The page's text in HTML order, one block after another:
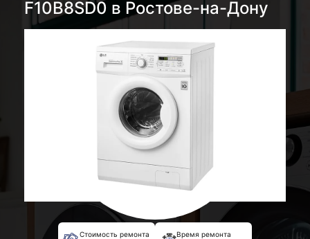
F10B8SD0 в Ростове-на-Дону
Стоимость ремонта Время ремонта